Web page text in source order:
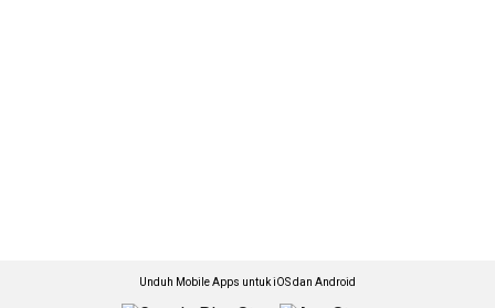
Unduh Mobile Apps untuk iOS dan Android